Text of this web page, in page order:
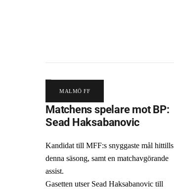
MALMÖ FF
Matchens spelare mot BP:
Sead Haksabanovic
Kandidat till MFF:s snyggaste mål hittills
denna säsong, samt en matchavgörande
assist.
Gasetten utser Sead Haksabanovic till